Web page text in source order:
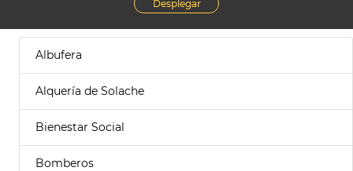
Desplegar
Albufera
Alquería de Solache
Bienestar Social
Bomberos